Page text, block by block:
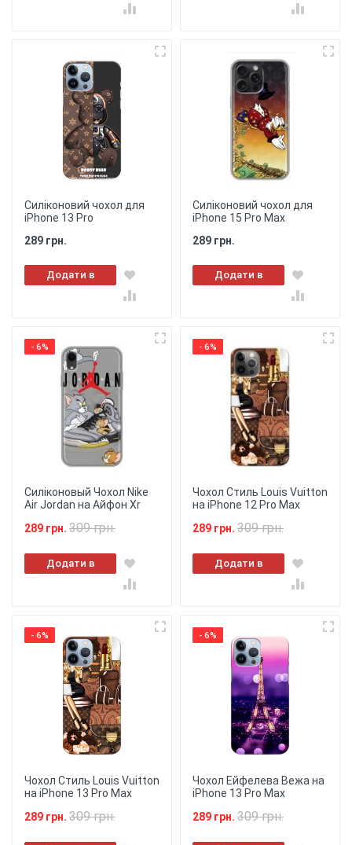
Силіконовий чохол для
iPhone 13 Pro
289 грн.
Додати в
кошик
Силіконовий чохол для
iPhone 15 Pro Max
289 грн.
Додати в
кошик
- 6%
Силіконовый Чохол Nike
Air Jordan на Айфон Xr
289 грн. 309 грн.
Додати в
кошик
- 6%
Чохол Стиль Louis Vuitton
на iPhone 12 Pro Max
289 грн. 309 грн.
Додати в
кошик
- 6%
Чохол Стиль Louis Vuitton
на iPhone 13 Pro Max
289 грн. 309 грн.
- 6%
Чохол Ейфелева Вежа на
iPhone 13 Pro Max
289 грн. 309 грн.